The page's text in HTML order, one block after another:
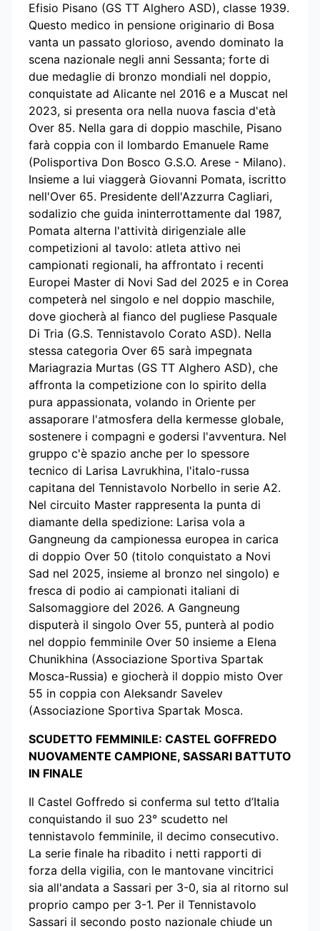
Efisio Pisano (GS TT Alghero ASD), classe 1939.
Questo medico in pensione originario di Bosa
vanta un passato glorioso, avendo dominato la
scena nazionale negli anni Sessanta; forte di
due medaglie di bronzo mondiali nel doppio,
conquistate ad Alicante nel 2016 e a Muscat nel
2023, si presenta ora nella nuova fascia d'età
Over 85. Nella gara di doppio maschile, Pisano
farà coppia con il lombardo Emanuele Rame
(Polisportiva Don Bosco G.S.O. Arese - Milano).
Insieme a lui viaggerà Giovanni Pomata, iscritto
nell'Over 65. Presidente dell'Azzurra Cagliari,
sodalizio che guida ininterrottamente dal 1987,
Pomata alterna l'attività dirigenziale alle
competizioni al tavolo: atleta attivo nei
campionati regionali, ha affrontato i recenti
Europei Master di Novi Sad del 2025 e in Corea
competerà nel singolo e nel doppio maschile,
dove giocherà al fianco del pugliese Pasquale
Di Tria (G.S. Tennistavolo Corato ASD). Nella
stessa categoria Over 65 sarà impegnata
Mariagrazia Murtas (GS TT Alghero ASD), che
affronta la competizione con lo spirito della
pura appassionata, volando in Oriente per
assaporare l'atmosfera della kermesse globale,
sostenere i compagni e godersi l'avventura. Nel
gruppo c'è spazio anche per lo spessore
tecnico di Larisa Lavrukhina, l'italo-russa
capitana del Tennistavolo Norbello in serie A2.
Nel circuito Master rappresenta la punta di
diamante della spedizione: Larisa vola a
Gangneung da campionessa europea in carica
di doppio Over 50 (titolo conquistato a Novi
Sad nel 2025, insieme al bronzo nel singolo) e
fresca di podio ai campionati italiani di
Salsomaggiore del 2026. A Gangneung
disputerà il singolo Over 55, punterà al podio
nel doppio femminile Over 50 insieme a Elena
Chunikhina (Associazione Sportiva Spartak
Mosca-Russia) e giocherà il doppio misto Over
55 in coppia con Aleksandr Savelev
(Associazione Sportiva Spartak Mosca.
SCUDETTO FEMMINILE: CASTEL GOFFREDO
NUOVAMENTE CAMPIONE, SASSARI BATTUTO
IN FINALE
Il Castel Goffredo si conferma sul tetto d’Italia
conquistando il suo 23° scudetto nel
tennistavolo femminile, il decimo consecutivo.
La serie finale ha ribadito i netti rapporti di
forza della vigilia, con le mantovane vincitrici
sia all'andata a Sassari per 3-0, sia al ritorno sul
proprio campo per 3-1. Per il Tennistavolo
Sassari il secondo posto nazionale chiude un